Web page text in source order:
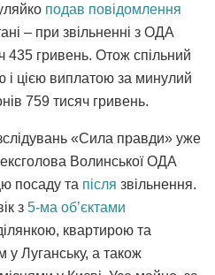
подав повідомлення
– при звільненні з ОДА
435 гривень. Отож спільний
і цією виплатою за минулий
759 тисяч гривень.
«Сила правди» уже
Волинської ОДА
посаду та після звільнення.
з 5-ма обʼєктами
квартирою та
Луганську, а також